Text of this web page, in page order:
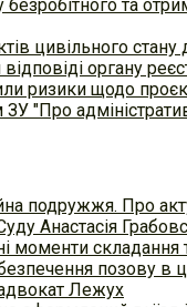
безробітного та
цивільного
органу
ризики щодо
ЗУ "Про
подружжя. Про
Анастасія
моменти складання
позову в
Лежух